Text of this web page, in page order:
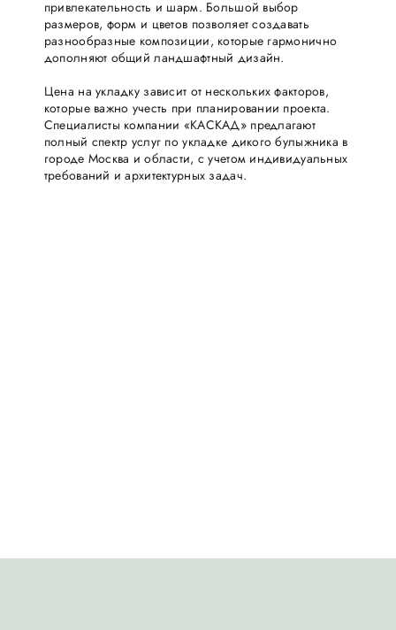
привлекательность и шарм. Большой выбор
размеров, форм и цветов позволяет создавать
разнообразные композиции, которые гармонично
дополняют общий ландшафтный дизайн.
Цена на укладку зависит от нескольких факторов,
которые важно учесть при планировании проекта.
Специалисты компании «КАСКАД» предлагают
полный спектр услуг по укладке дикого булыжника в
городе Москва и области, с учетом индивидуальных
требований и архитектурных задач.